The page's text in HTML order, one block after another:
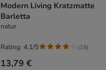
Modern Living Kratzmatte
Barletta
natur
13,79 €
Rating: 4.1/5 (19)